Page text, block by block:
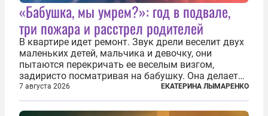
«Бабушка, мы умрем?»: год в подвале,
три пожара и расстрел родителей
В квартире идет ремонт. Звук дрели веселит двух
маленьких детей, мальчика и девочку, они
пытаются перекричать ее веселым визгом,
задиристо посматривая на бабушку. Она делает
им замечание, но внуки чувствуют, что она
сердится невсерьез. И это правда: дрель, конечно,
сверлит противно, но всё...
7 августа 2026 ЕКАТЕРИНА ЛЫМАРЕНКО